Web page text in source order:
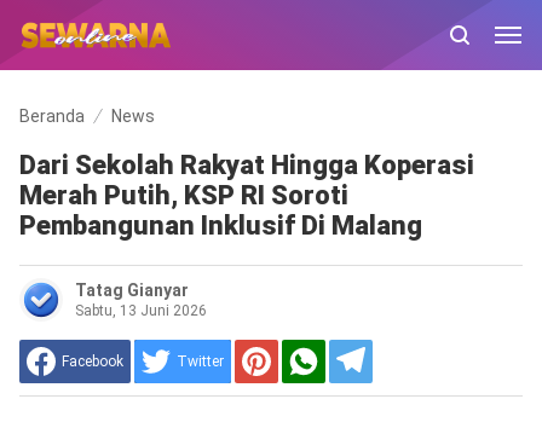
Beranda News
Dari Sekolah Rakyat Hingga Koperasi
Merah Putih, KSP RI Soroti
Pembangunan Inklusif Di Malang
Tatag Gianyar
Sabtu, 13 Juni 2026
Facebook Twitter